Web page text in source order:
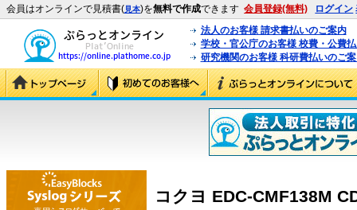
会員はオンラインで見積書(見本)を無料で作成できます 会員登録(無料) ログイン
法人のお客様 請求書払いのご案内
学校・官公庁のお客様 校費・公費
研究機関のお客様 科研費払いのご
コクヨ EDC-CMF138M